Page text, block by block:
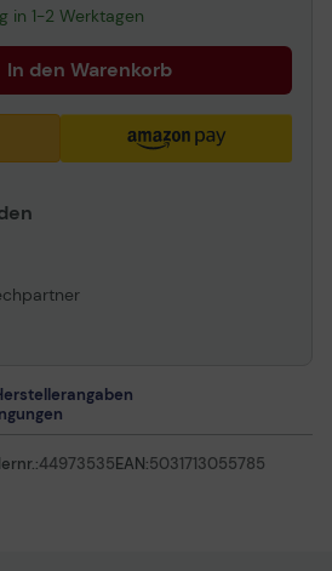
in 1-2 Werktagen
In den Warenkorb
44973535EAN:5031713055785